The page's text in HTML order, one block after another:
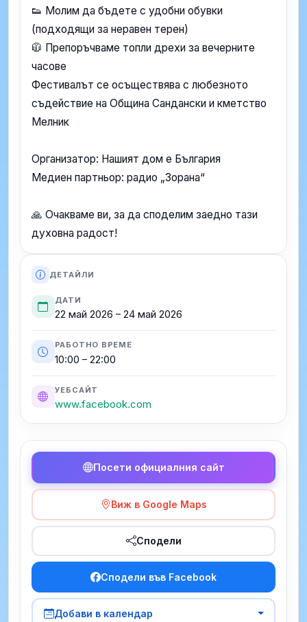
👟 Молим да бъдете с удобни обувки
(подходящи за неравен терен)
🧥 Препоръчваме топли дрехи за вечерните
часове
Фестивалът се осъществява с любезното
съдействие на Община Сандански и кметство
Мелник
Организатор: Нашият дом е България
Медиен партньор: радио „Зорана“
🙏 Очакваме ви, за да споделим заедно тази
духовна радост!
ДЕТАЙЛИ
ДАТИ
22 май 2026 – 24 май 2026
РАБОТНО ВРЕМЕ
10:00 – 22:00
УЕБСАЙТ
www.facebook.com
Посети официалния сайт
Виж в Google Maps
Сподели
Сподели във Facebook
Добави в календар